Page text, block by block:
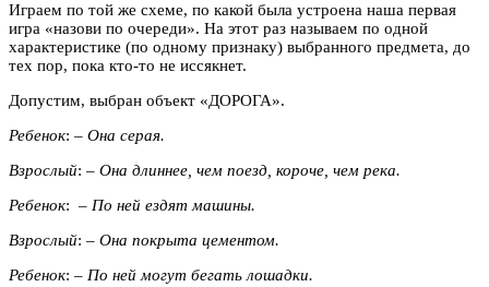
Играем по той же схеме, по какой была устроена наша первая
игра «назови по очереди». На этот раз называем по одной
характеристике (по одному признаку) выбранного предмета, до
тех пор, пока кто-то не иссякнет.
Допустим, выбран объект «ДОРОГА».
Ребенок: – Она серая.
Взрослый: – Она длиннее, чем поезд, короче, чем река.
Ребенок: – По ней ездят машины.
Взрослый: – Она покрыта цементом.
Ребенок: – По ней могут бегать лошадки.